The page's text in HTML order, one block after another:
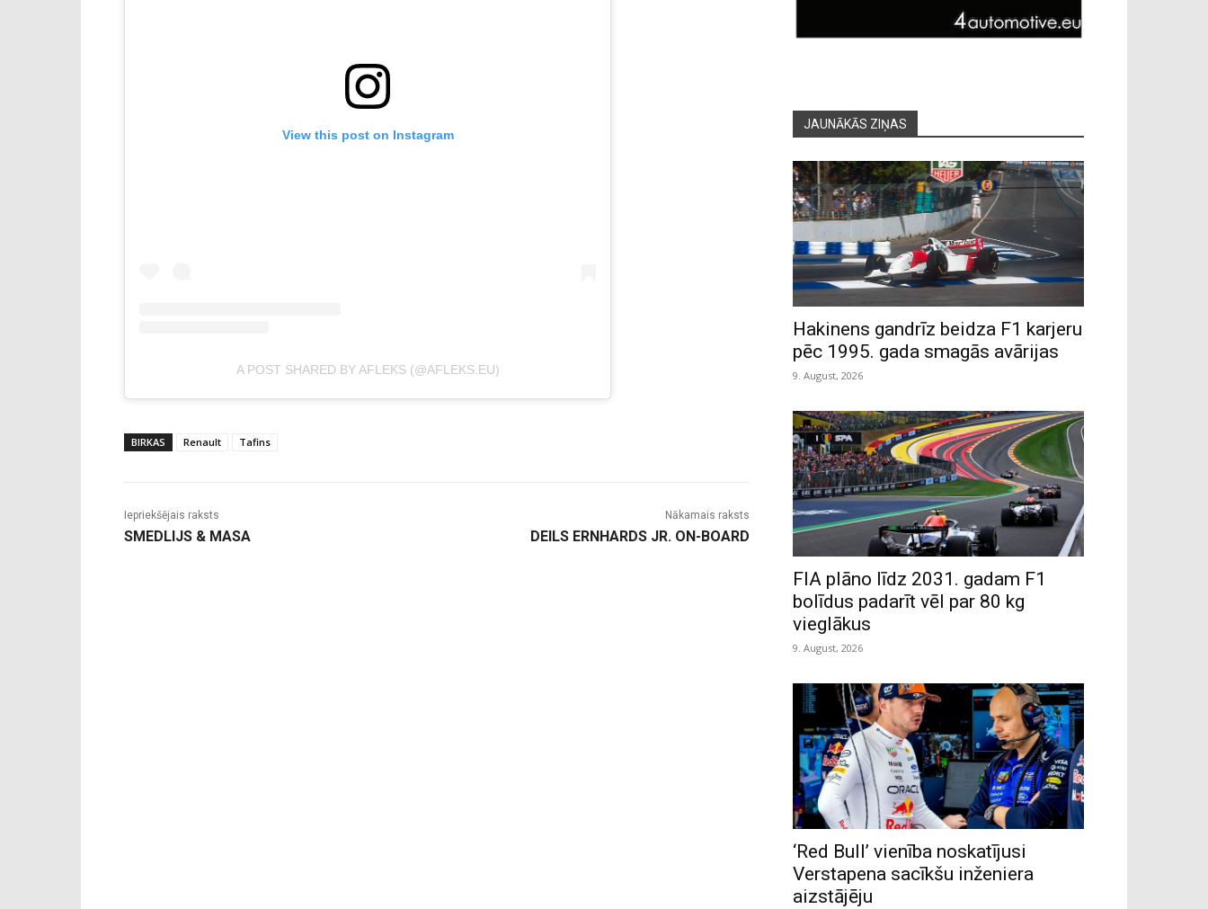
View this post on Instagram
A POST SHARED BY AFLEKS (@AFLEKS.EU)
BIRKAS Renault Tafins
Iepriekšējais raksts
SMEDLIJS & MASA
Nākamais raksts
DEILS ERNHARDS JR. ON-BOARD
JAUNĀKĀS ZIŅAS
Hakinens gandrīz beidza F1 karjeru
pēc 1995. gada smagās avārijas
9. August, 2026
FIA plāno līdz 2031. gadam F1
bolīdus padarīt vēl par 80 kg
vieglākus
9. August, 2026
‘Red Bull’ vienība noskatījusi
Verstapena sacīkšu inženiera
aizstājēju